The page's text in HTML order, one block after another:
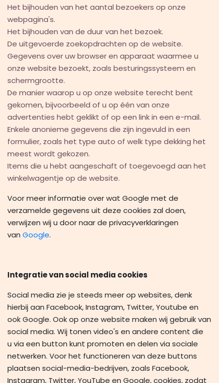
Het bijhouden van het aantal bezoekers op onze
webpagina's.
Het bijhouden van de duur van het bezoek.
De uitgevoerde zoekopdrachten op de website.
Gegevens over uw browser en apparaat waarmee u
onze website bezoekt, zoals besturingssysteem en
schermgrootte.
De manier waarop u op onze website terecht bent
gekomen, bijvoorbeeld of u op één van onze
advertenties hebt geklikt of op een link in een e-mail.
Enkele anonieme gegevens die zijn ingevuld in een
formulier, zoals het type auto of welk type dekking het
meest wordt gekozen.
Items die u hebt aangeschaft of toegevoegd aan het
winkelwagentje op de website.
Voor meer informatie over wat Google met de
verzamelde gegevens uit deze cookies zal doen,
verwijzen wij u door naar de privacyverklaringen
van Google.
Integratie van social media cookies
Social media zie je steeds meer op websites, denk
hierbij aan Facebook, Instagram, Twitter, Youtube en
ook Google. Ook op onze website maken wij gebruik van
social media. Wij tonen video's en andere content die
u via een button kunt promoten en delen via sociale
netwerken. Voor het functioneren van deze buttons
plaatsen social-media-bedrijven, zoals Facebook,
Instagram, Twitter, YouTube en Google, cookies, zodat